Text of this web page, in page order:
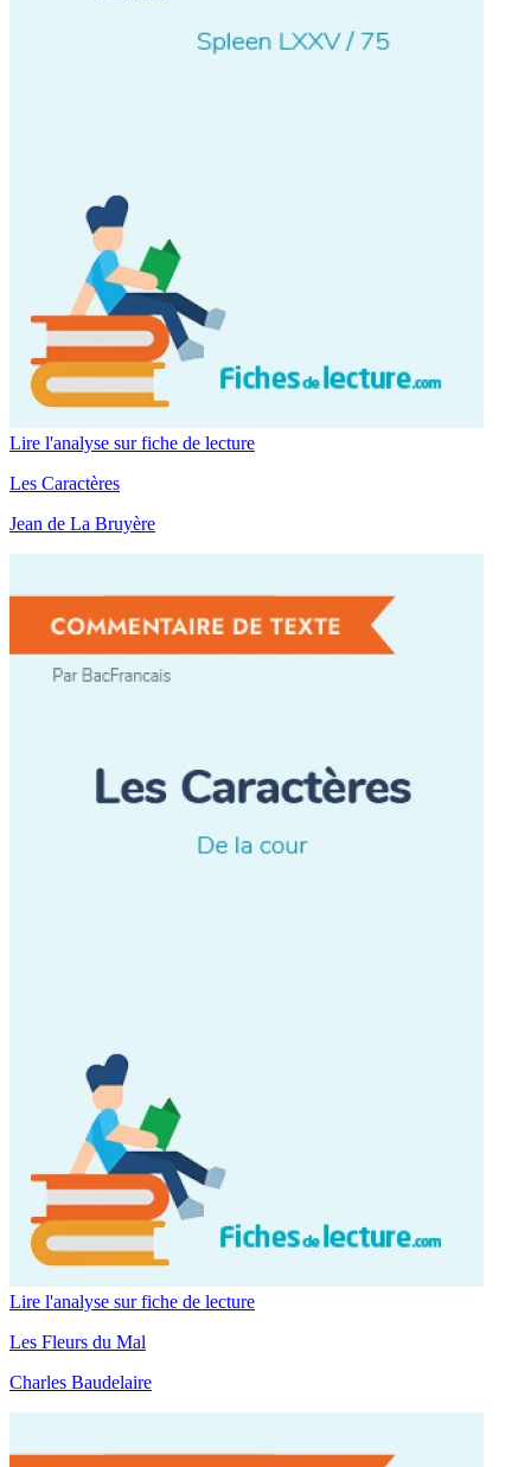
Lire l'analyse sur fiche de lecture
Les Caractères
Jean de La Bruyère
Lire l'analyse sur fiche de lecture
Les Fleurs du Mal
Charles Baudelaire